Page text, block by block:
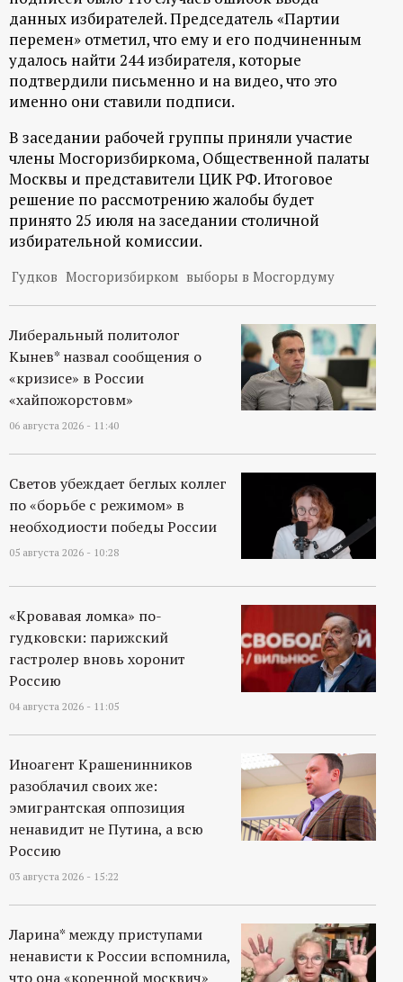
ы
й
п
о
р
т
а
данных избирателей. Председатель «Партии
перемен» отметил, что ему и его подчиненным
удалось найти 244 избирателя, которые
подтвердили письменно и на видео, что это
именно они ставили подписи.
В заседании рабочей группы приняли участие
члены Мосгоризбиркома, Общественной палаты
Москвы и представители ЦИК РФ. Итоговое
решение по рассмотрению жалобы будет
принято 25 июля на заседании столичной
избирательной комиссии.
Гудков Мосгоризбирком выборы в Мосгордуму
Либеральный политолог
Кынев* назвал сообщения о
«кризисе» в России
«хайпожорстовм»
06 августа 2026 - 11:40
Светов убеждает беглых коллег
по «борьбе с режимом» в
необходиости победы России
05 августа 2026 - 10:28
«Кровавая ломка» по-
гудковски: парижский
гастролер вновь хоронит
Россию
04 августа 2026 - 11:05
Иноагент Крашенинников
разоблачил своих же:
эмигрантская оппозиция
ненавидит не Путина, а всю
Россию
03 августа 2026 - 15:22
Ларина* между приступами
ненависти к России вспомнила,
что она «коренной москвич»